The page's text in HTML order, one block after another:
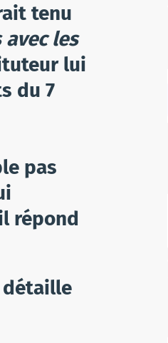
tenu
avec les
lui
du 7
pas
répond
détaille